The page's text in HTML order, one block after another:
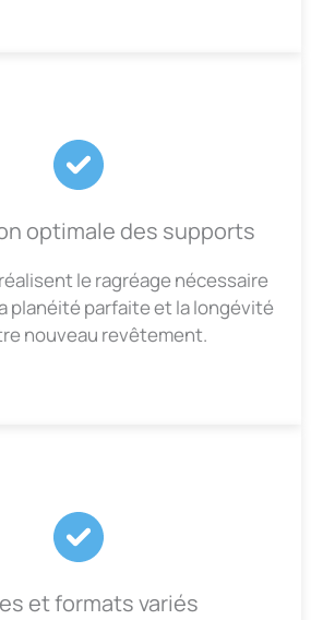
optimale des supports
le ragréage nécessaire
planéité parfaite et la longévité
nouveau revêtement.
et formats variés